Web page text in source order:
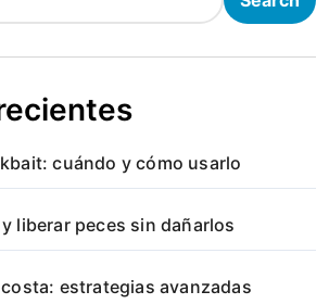
cuándo y cómo usarlo
liberar peces sin dañarlos
estrategias avanzadas